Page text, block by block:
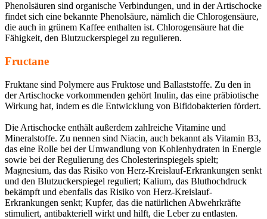
Phenolsäuren sind organische Verbindungen, und in der Artischocke
findet sich eine bekannte Phenolsäure, nämlich die Chlorogensäure,
die auch in grünem Kaffee enthalten ist. Chlorogensäure hat die
Fähigkeit, den Blutzuckerspiegel zu regulieren.
Fructane
Fruktane sind Polymere aus Fruktose und Ballaststoffe. Zu den in
der Artischocke vorkommenden gehört Inulin, das eine präbiotische
Wirkung hat, indem es die Entwicklung von Bifidobakterien fördert.
Die Artischocke enthält außerdem zahlreiche Vitamine und
Mineralstoffe. Zu nennen sind Niacin, auch bekannt als Vitamin B3,
das eine Rolle bei der Umwandlung von Kohlenhydraten in Energie
sowie bei der Regulierung des Cholesterinspiegels spielt;
Magnesium, das das Risiko von Herz-Kreislauf-Erkrankungen senkt
und den Blutzuckerspiegel reguliert; Kalium, das Bluthochdruck
bekämpft und ebenfalls das Risiko von Herz-Kreislauf-
Erkrankungen senkt; Kupfer, das die natürlichen Abwehrkräfte
stimuliert, antibakteriell wirkt und hilft, die Leber zu entlasten.